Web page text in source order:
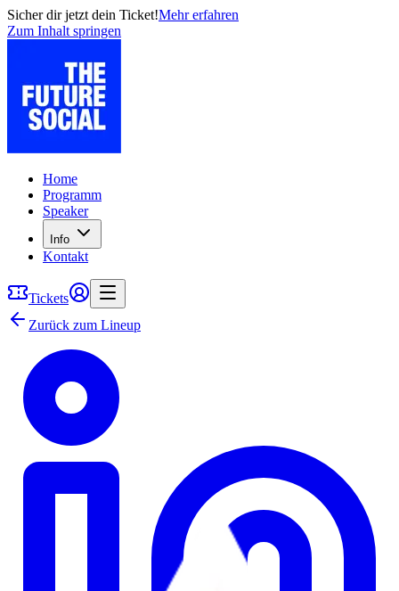
Sicher dir jetzt dein Ticket!Mehr erfahren
Zum Inhalt springen
Home
Programm
Speaker
Info
Kontakt
Tickets
Zurück zum Lineup